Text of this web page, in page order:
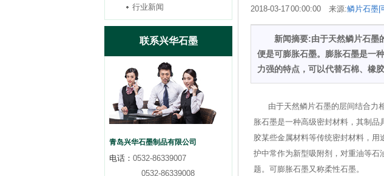
行业新闻
联系兴华石墨
青岛兴华石墨制品有限公司
电话： 0532-86339007
0532-86339008
2018-03-17 00:00:00 来源:鳞片石墨|
新闻摘要:由于天然鳞片石墨
便是可膨胀石墨。膨胀石墨是一
力强的特点，可以代替石棉、橡
由于天然鳞片石墨的层间结合力
胀石墨是一种高级密封材料，其制
胶某些金属材料等传统密封材料，
护中常作为新型吸附剂，对重油等石
题。可膨胀石墨又称柔性石墨。